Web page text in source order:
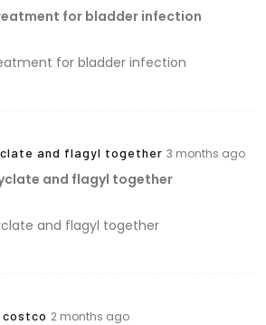
for bladder infection
for bladder infection
and flagyl together 3 months ago
and flagyl together
and flagyl together
2 months ago